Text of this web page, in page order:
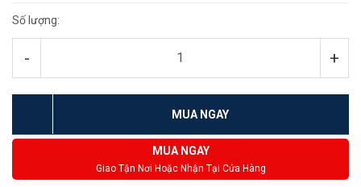
Số lượng:
- +
MUA NGAY
MUA NGAY
Giao Tận Nơi Hoặc Nhận Tại Cửa Hàng